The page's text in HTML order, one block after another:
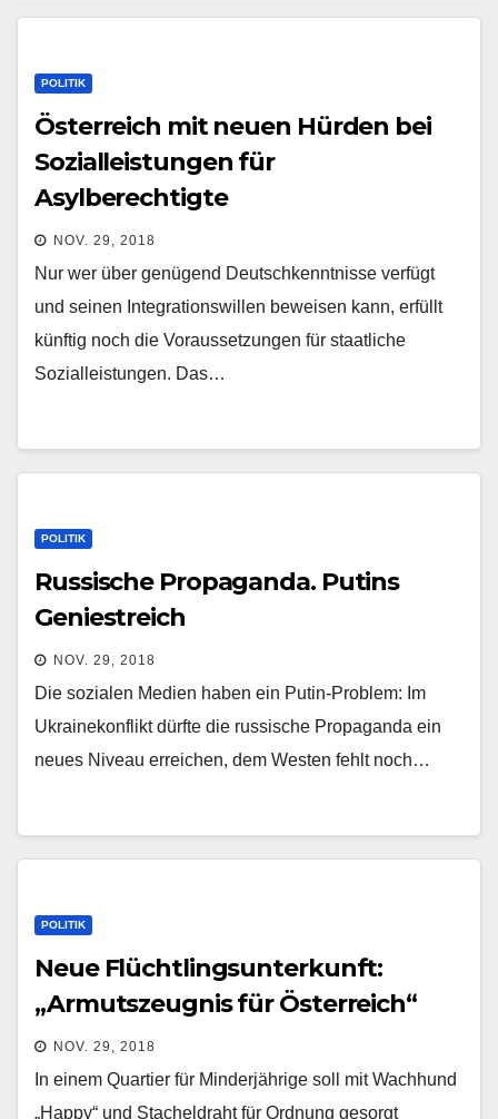
POLITIK
Österreich mit neuen Hürden bei
Sozialleistungen für
Asylberechtigte
NOV. 29, 2018
Nur wer über genügend Deutschkenntnisse verfügt
und seinen Integrationswillen beweisen kann, erfüllt
künftig noch die Voraussetzungen für staatliche
Sozialleistungen. Das…
POLITIK
Russische Propaganda. Putins
Geniestreich
NOV. 29, 2018
Die sozialen Medien haben ein Putin-Problem: Im
Ukrainekonflikt dürfte die russische Propaganda ein
neues Niveau erreichen, dem Westen fehlt noch…
POLITIK
Neue Flüchtlingsunterkunft:
„Armutszeugnis für Österreich“
NOV. 29, 2018
In einem Quartier für Minderjährige soll mit Wachhund
„Happy“ und Stacheldraht für Ordnung gesorgt